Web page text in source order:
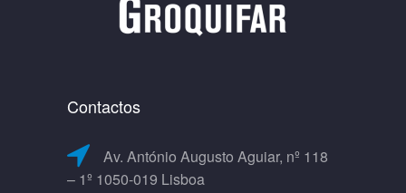
Contactos
Av. António Augusto Aguiar, nº 118
– 1º 1050-019 Lisboa